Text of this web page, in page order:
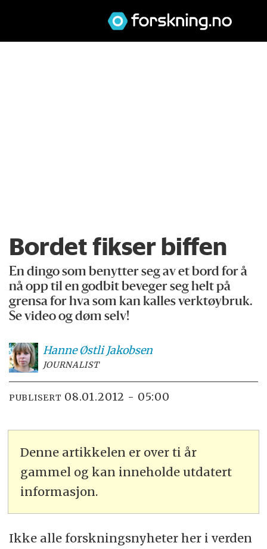
Bordet fikser biffen
En dingo som benytter seg av et bord for å
nå opp til en godbit beveger seg helt på
grensa for hva som kan kalles verktøybruk.
Se video og døm selv!
Hanne Østli Jakobsen
JOURNALIST
PUBLISERT 08.01.2012 - 05:00
Denne artikkelen er over ti år
gammel og kan inneholde utdatert
informasjon.
Ikke alle forskningsnyheter her i verden